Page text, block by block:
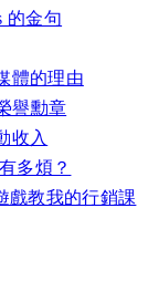
的金句
體的理由
譽勳章
收入
多煩？
戲教我的行銷課